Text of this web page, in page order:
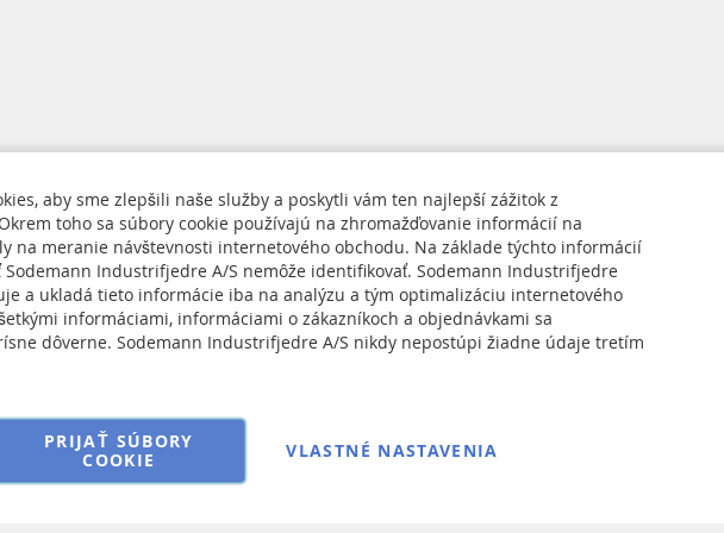
Policy
Sign
Up
for
aby sme zlepšili naše služby a poskytli vám ten najlepší zážitok z
toho sa súbory cookie používajú na zhromažďovanie informácií na
na meranie návštevnosti internetového obchodu. Na základe týchto informácií
Sodemann Industrifjedre A/S nemôže identifikovať. Sodemann Industrifjedre
a ukladá tieto informácie iba na analýzu a tým optimalizáciu internetového
informáciami, informáciami o zákazníkoch a objednávkami sa
dôverne. Sodemann Industrifjedre A/S nikdy nepostúpi žiadne údaje tretím
PRIJAŤ SÚBORY
COOKIE
VLASTNÉ NASTAVENIA